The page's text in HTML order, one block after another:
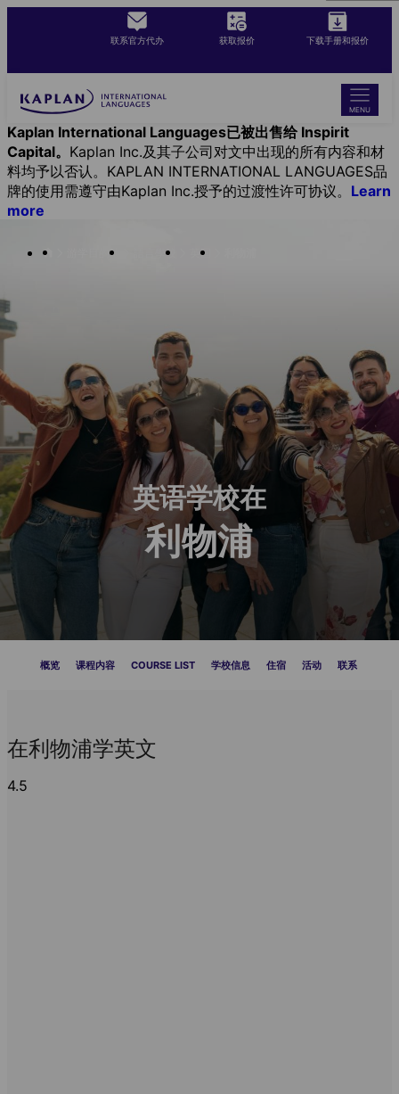
content
联系官方代办 获取报价 下载手册和报价
MENU
Kaplan International Languages已被出售给 Inspirit
Capital。 Kaplan Inc.及其子公司对文中出现的所有内容和材
料均予以否认。KAPLAN INTERNATIONAL LANGUAGES品
牌的使用需遵守由Kaplan Inc.授予的过渡性许可协议。 Learn
more
游学目的地 語言學校 英国
英语学校在
利物浦
概览 课程内容 COURSE LIST 学校信息 住宿 活动 联系
在利物浦学英文
4.5